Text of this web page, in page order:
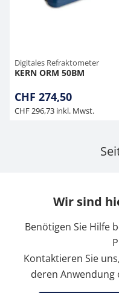
Digitales Refraktometer
KERN ORM 50BM
CHF 274,50
CHF 296,73 inkl. Mwst.
Wir sind
Benötigen Sie Hilfe
Kontaktieren Sie
deren Anwendung
Zubehör